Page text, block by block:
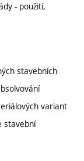
- použití,
stavebních
variant
stavební